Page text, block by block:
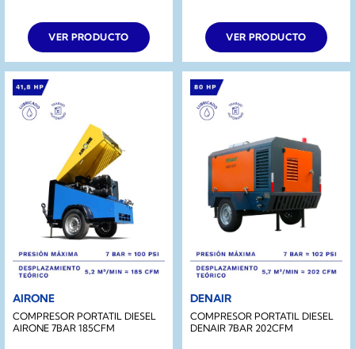
VER PRODUCTO VER PRODUCTO
AIRONE
COMPRESOR PORTATIL DIESEL
AIRONE 7BAR 185CFM
DENAIR
COMPRESOR PORTATIL DIESEL
DENAIR 7BAR 202CFM